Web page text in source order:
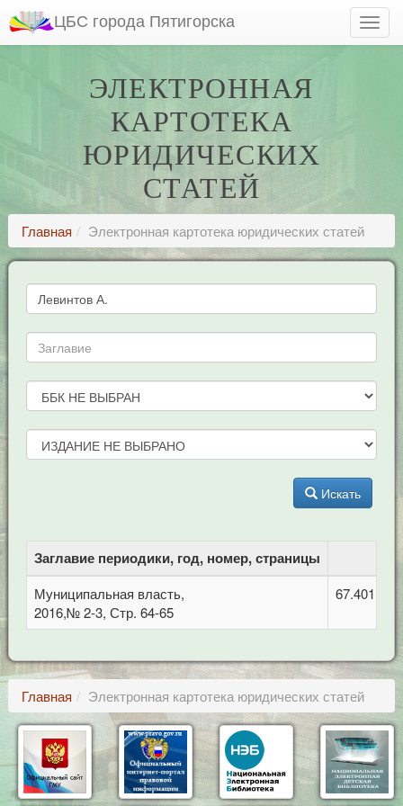
ЦБС города Пятигорска
ЭЛЕКТРОННАЯ
КАРТОТЕКА
ЮРИДИЧЕСКИХ
СТАТЕЙ
Главная Электронная картотека юридических статей
Искать
Заглавие периодики, год, номер, страницы
Муниципальная власть,
2016,№ 2-3, Стр. 64-65
67.401
Главная Электронная картотека юридических статей